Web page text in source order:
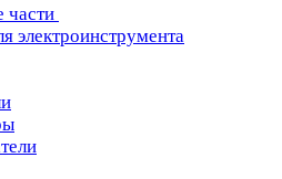
части
электроинструмента